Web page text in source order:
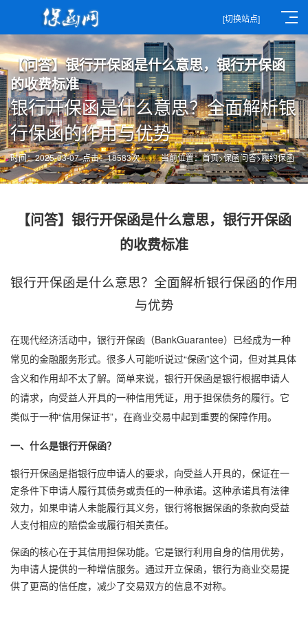
[切换站点]
【问答】银行开保函是什么意思，银行开保函
的收费标准
银行开保函是什么意思？全面解析银
行保函的作用与优势
当前位置：首页>保函问答>履约保函
时间：2025-03-07 点击：18583次
【问答】银行开保函是什么意思，银行开保函
的收费标准
银行开保函是什么意思？全面解析银行保函的作用
与优势
在现代经济活动中，银行开保函（BankGuarantee）已经成为一种
常见的金融服务形式。很多人可能听说过“保函”这个词，但对其具体
含义和作用却不太了解。简单来说，银行开保函是银行根据申请人
的请求，向受益人开具的一种信用凭证，用于担保债务的履行。它
类似于一种“信用保证书”，在商业交易中起到重要的保障作用。
一、什么是银行开保函？
银行开保函是指银行应申请人的要求，向受益人开具的，保证在一
定条件下申请人履行其债务或责任的一种承诺。这种承诺具有法律
效力，如果申请人未能履行其义务，银行将根据保函的条款向受益
人支付相应的赔偿金或履行相关责任。
保函的核心在于其信用担保功能。它是银行利用自身的信用优势，
为申请人提供的一种增信服务。通过开立保函，银行为商业交易提
供了更高的信任度，减少了交易双方的信息不对称。